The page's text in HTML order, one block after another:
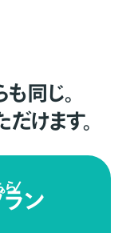
同じ。
けます。
ら
ン